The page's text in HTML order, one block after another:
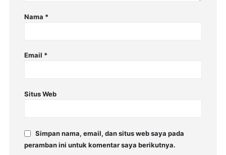
Nama *
Email *
Situs Web
Simpan nama, email, dan situs web saya pada
peramban ini untuk komentar saya berikutnya.